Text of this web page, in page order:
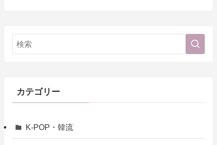
カテゴリー
K-POP・韓流